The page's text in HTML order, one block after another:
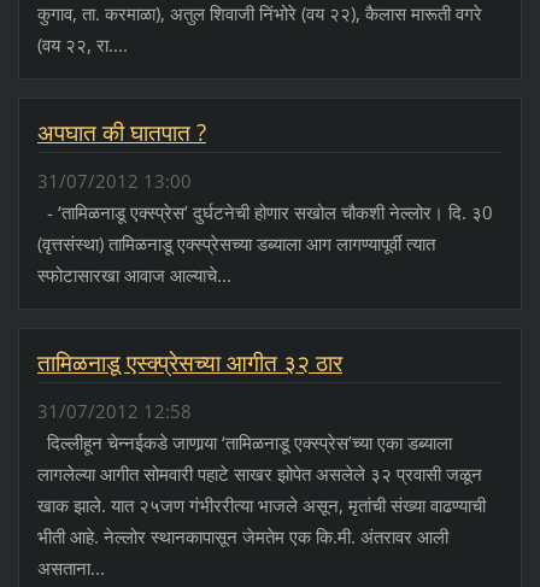
कुगाव, ता. करमाळा), अतुल शिवाजी निंभोरे (वय २२), कैलास मारूती वगरे
(वय २२, रा....
अपघात की घातपात ?
31/07/2012 13:00
- ‘तामिळनाडू एक्स्प्रेस’ दुर्घटनेची होणार सखोल चौकशी नेल्लोर। दि. ३0
(वृत्तसंस्था) तामिळनाडू एक्स्प्रेसच्या डब्याला आग लागण्यापूर्वी त्यात
स्फोटासारखा आवाज आल्याचे...
तामिळनाडू एस्क्प्रेसच्या आगीत ३२ ठार
31/07/2012 12:58
दिल्लीहून चेन्नईकडे जाणार्‍या ‘तामिळनाडू एक्स्प्रेस’च्या एका डब्याला
लागलेल्या आगीत सोमवारी पहाटे साखर झोपेत असलेले ३२ प्रवासी जळून
खाक झाले. यात २५जण गंभीररीत्या भाजले असून, मृतांची संख्या वाढण्याची
भीती आहे. नेल्लोर स्थानकापासून जेमतेम एक कि.मी. अंतरावर आली
असताना...